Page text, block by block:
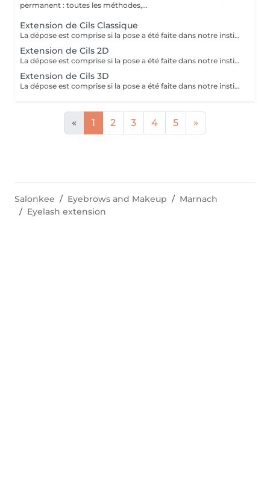
permanent : toutes les méthodes,...
Extension de Cils Classique
La dépose est comprise si la pose a été faite dans notre institut. Dans le cas contraire, celle-ci sera facturée 20€.
Extension de Cils 2D
La dépose est comprise si la pose a été faite dans notre institut. Dans le cas contraire, celle-ci sera facturée 20€.
Extension de Cils 3D
La dépose est comprise si la pose a été faite dans notre institut. Dans le cas contraire, celle-ci sera facturée 20€.
« 1 2 3 4 5 »
Salonkee Eyebrows and Makeup
Marnach
Eyelash extension